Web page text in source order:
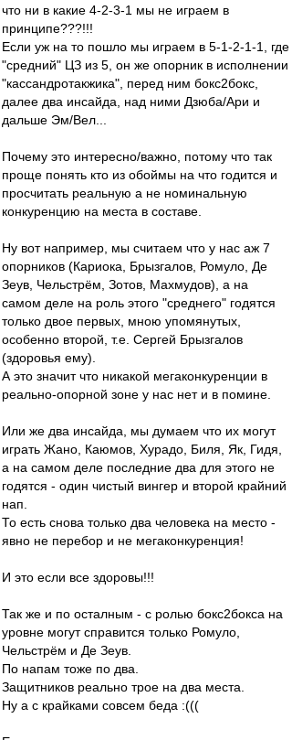
что ни в какие 4-2-3-1 мы не играем в
принципе???!!!
Если уж на то пошло мы играем в 5-1-2-1-1, где
"средний" ЦЗ из 5, он же опорник в исполнении
"кассандротакжика", перед ним бокс2бокс,
далее два инсайда, над ними Дзюба/Ари и
дальше Эм/Вел...
Почему это интересно/важно, потому что так
проще понять кто из обоймы на что годится и
просчитать реальную а не номинальную
конкуренцию на места в составе.
Ну вот например, мы считаем что у нас аж 7
опорников (Кариока, Брызгалов, Ромуло, Де
Зеув, Чельстрём, Зотов, Махмудов), а на
самом деле на роль этого "среднего" годятся
только двое первых, мною упомянутых,
особенно второй, т.е. Сергей Брызгалов
(здоровья ему).
А это значит что никакой мегаконкуренции в
реально-опорной зоне у нас нет и в помине.
Или же два инсайда, мы думаем что их могут
играть Жано, Каюмов, Хурадо, Биля, Як, Гидя,
а на самом деле последние два для этого не
годятся - один чистый вингер и второй крайний
нап.
То есть снова только два человека на место -
явно не перебор и не мегаконкуренция!
И это если все здоровы!!!
Так же и по осталным - с ролью бокс2бокса на
уровне могут справится только Ромуло,
Чельстрём и Де Зеув.
По напам тоже по два.
Защитников реально трое на два места.
Ну а с крайками совсем беда :(((